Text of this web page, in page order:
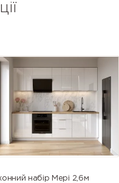
набір Мері 2,6м